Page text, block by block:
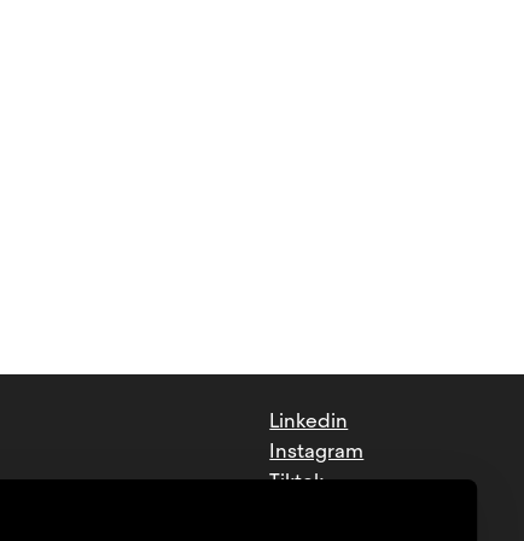
Linkedin
Instagram
Tiktok